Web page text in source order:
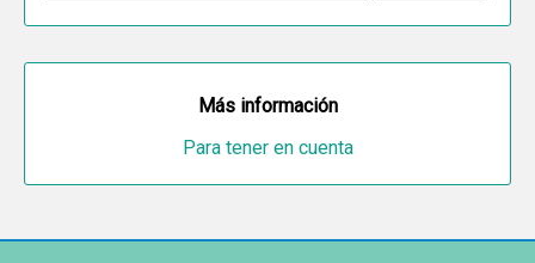
Más información
Para tener en cuenta